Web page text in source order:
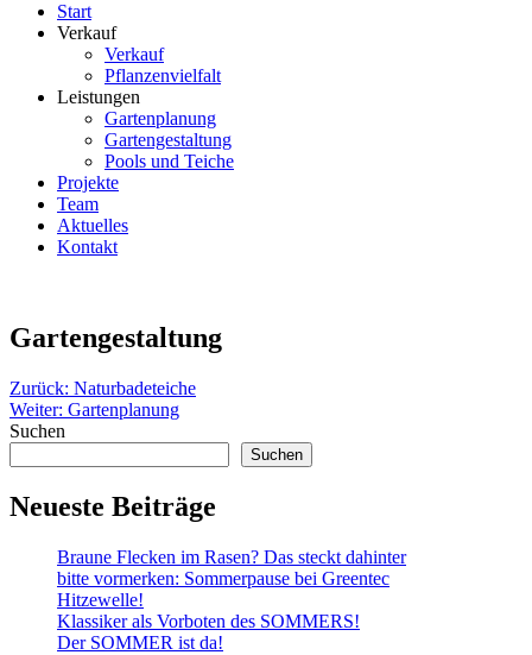
Start
Verkauf
Verkauf
Pflanzenvielfalt
Leistungen
Gartenplanung
Gartengestaltung
Pools und Teiche
Projekte
Team
Aktuelles
Kontakt
Gartengestaltung
Beitragsnavigation
Zurück: Naturbadeteiche
Weiter: Gartenplanung
Suchen
Suchen
Neueste Beiträge
Braune Flecken im Rasen? Das steckt dahinter
bitte vormerken: Sommerpause bei Greentec
Hitzewelle!
Klassiker als Vorboten des SOMMERS!
Der SOMMER ist da!